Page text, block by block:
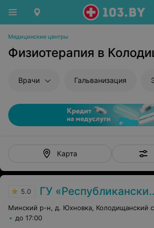
Медицинские центры
Физиотерапия в
Врачи Гальванизация
Карта
5.0 ГУ «Республиканский научно-практический центр медицинской экспертизы и реабилитаци»
до 17:00